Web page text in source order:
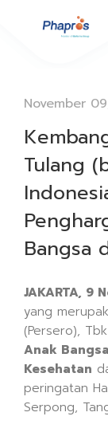
November
Tulang
Bangsa
JAKARTA, 9
yang
(Persero),
Anak
Kesehatan
peringatan
Serpong,